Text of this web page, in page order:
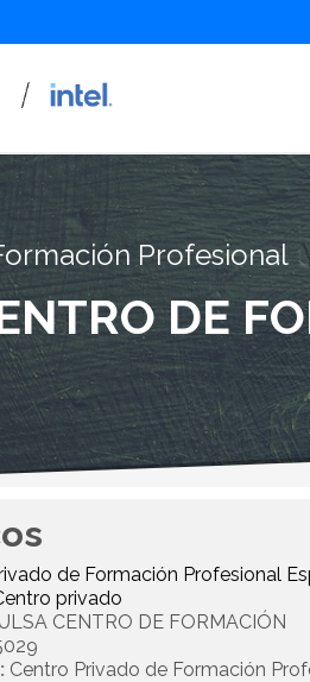
Profesional
DE
de Formación Profesional
privado
CENTRO DE FORMACIÓN
Centro Privado de Formación